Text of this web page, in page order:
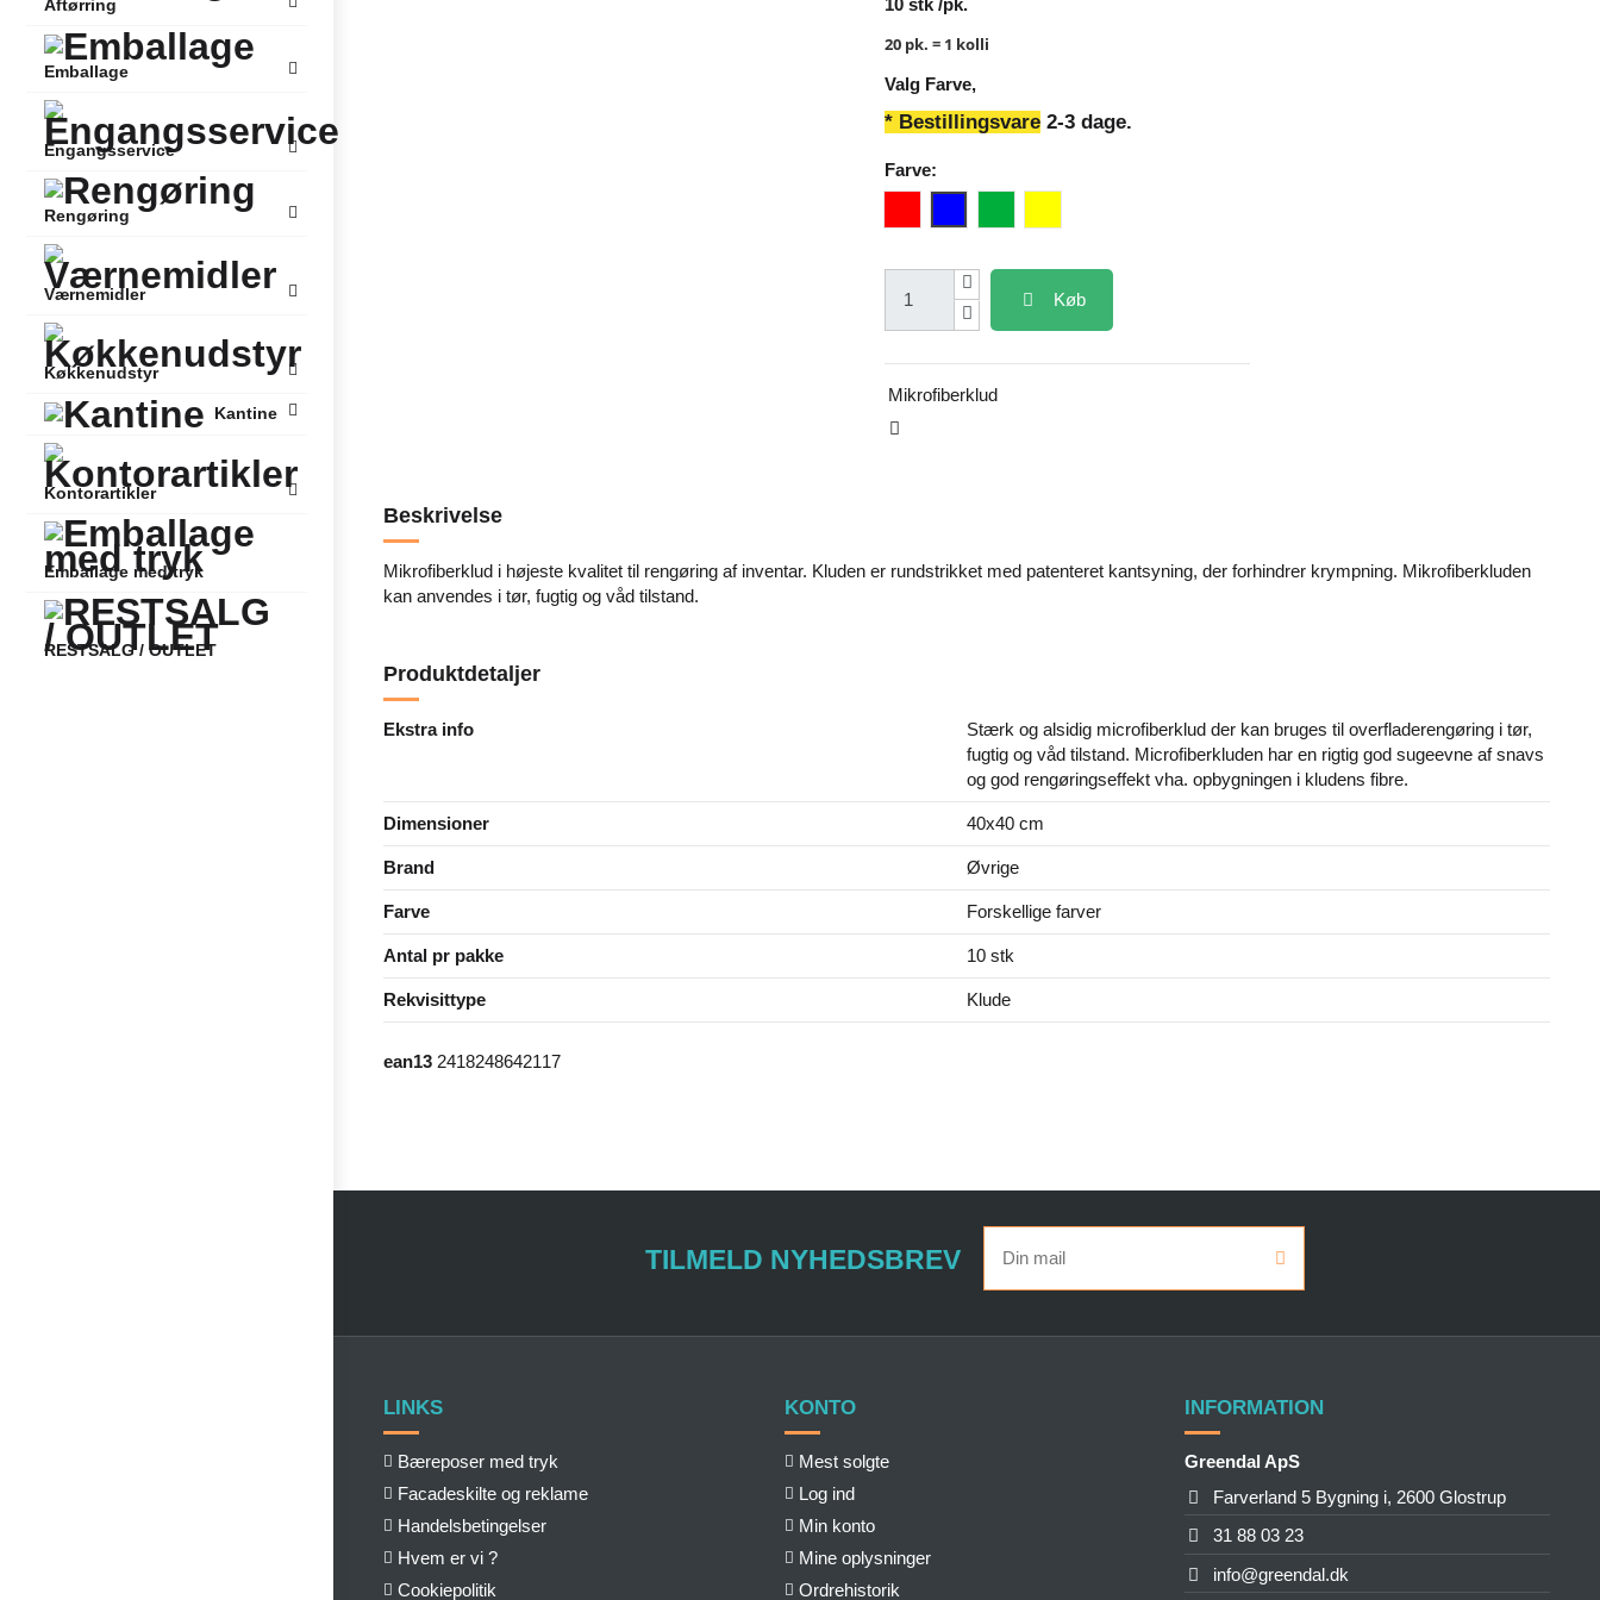
Aftørring
Emballage
Engangsservice
Rengøring
Værnemidler
Køkkenudstyr
Kantine
Kontorartikler
Emballage med tryk
RESTSALG / OUTLET
20 pk. = 1 kolli
Valg Farve,
* Bestillingsvare2-3 dage.
Farve:
Køb
Mikrofiberklud
Beskrivelse
Mikrofiberklud i højeste kvalitet til rengøring af inventar. Kluden er rundstrikket med patenteret kantsyning, der forhindrer krympning. Mikrofiberkluden
kan anvendes i tør, fugtig og våd tilstand.
Produktdetaljer
Ekstra info
Stærk og alsidig microfiberklud der kan bruges til overfladerengøring i tør,
fugtig og våd tilstand. Microfiberkluden har en rigtig god sugeevne af snavs
og god rengøringseffekt vha. opbygningen i kludens fibre.
Dimensioner 40x40 cm
Brand Øvrige
Farve Forskellige farver
Antal pr pakke 10 stk
Rekvisittype Klude
ean13 2418248642117
TILMELD NYHEDSBREV
LINKS
Bæreposer med tryk
Facadeskilte og reklame
Handelsbetingelser
Hvem er vi ?
Cookiepolitik
KONTO
Mest solgte
Log ind
Min konto
Mine oplysninger
Ordrehistorik
INFORMATION
Greendal ApS
Farverland 5 Bygning i, 2600 Glostrup
31 88 03 23
info@greendal.dk